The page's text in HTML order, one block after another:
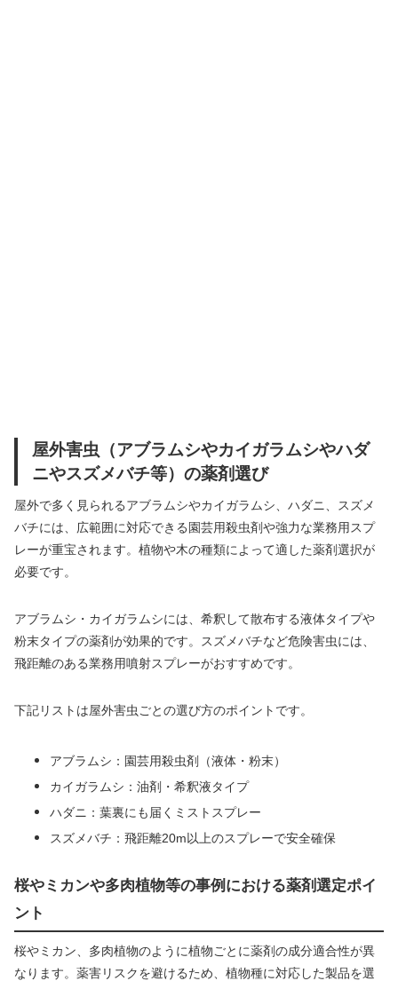
屋外害虫（アブラムシやカイガラムシやハダ
ニやスズメバチ等）の薬剤選び
屋外で多く見られるアブラムシやカイガラムシ、ハダニ、スズメ
バチには、広範囲に対応できる園芸用殺虫剤や強力な業務用スプ
レーが重宝されます。植物や木の種類によって適した薬剤選択が
必要です。
アブラムシ・カイガラムシには、希釈して散布する液体タイプや
粉末タイプの薬剤が効果的です。スズメバチなど危険害虫には、
飛距離のある業務用噴射スプレーがおすすめです。
下記リストは屋外害虫ごとの選び方のポイントです。
アブラムシ：園芸用殺虫剤（液体・粉末）
カイガラムシ：油剤・希釈液タイプ
ハダニ：葉裏にも届くミストスプレー
スズメバチ：飛距離20m以上のスプレーで安全確保
桜やミカンや多肉植物等の事例における薬剤選定ポイ
ント
桜やミカン、多肉植物のように植物ごとに薬剤の成分適合性が異
なります。薬害リスクを避けるため、植物種に対応した製品を選